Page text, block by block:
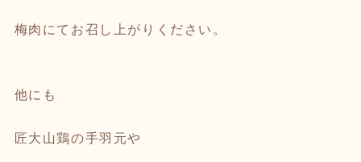
梅肉にてお召し上がりください。
他にも
匠大山鶏の手羽元や